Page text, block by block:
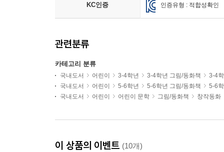
KC인증 인증유형 : 적합성확인
관련분류
카테고리 분류
국내도서 어린이 3-4학년 3-4학년 그림/동화책
3-4
국내도서
어린이 5-6학년 5-6학년 그림/동화책
5-6
국내도서
어린이 어린이 문학 그림/동화책 창작동화
이 상품의 이벤트 (10개)